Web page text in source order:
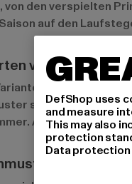
von den verspielten
auf den
von
von
setzen starke
Abstrakte florale
stylt
DefShop uses
and measure
This may also
protection
Data protection